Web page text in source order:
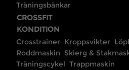
Träningsbänkar
CROSSFIT
KONDITION
Crosstrainer Kroppsvikter
Roddmaskin Skierg &
Träningscykel Trappmaskin